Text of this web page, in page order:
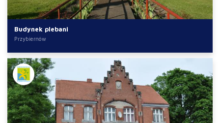
Budynek plebani
Przybiernów